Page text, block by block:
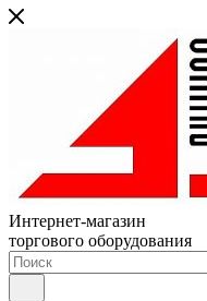
Интернет-магазин
торгового оборудования